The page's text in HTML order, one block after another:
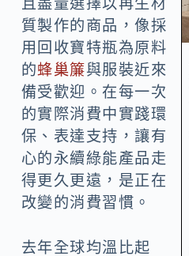
且盡量選擇以再生材
質製作的商品，像採
用回收寶特瓶為原料
的蜂巢簾與服裝近來
備受歡迎。在每一次
的實際消費中實踐環
保、表達支持，讓有
心的永續綠能產品走
得更久更遠，是正在
改變的消費習慣。
去年全球均溫比起